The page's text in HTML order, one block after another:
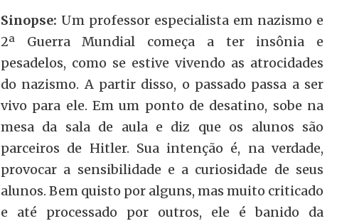
Sinopse: Um professor especialista em nazismo e
2ª Guerra Mundial começa a ter insônia e
pesadelos, como se estive vivendo as atrocidades
do nazismo. A partir disso, o passado passa a ser
vivo para ele. Em um ponto de desatino, sobe na
mesa da sala de aula e diz que os alunos são
parceiros de Hitler. Sua intenção é, na verdade,
provocar a sensibilidade e a curiosidade de seus
alunos. Bem quisto por alguns, mas muito criticado
e até processado por outros, ele é banido da